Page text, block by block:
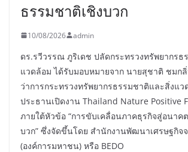
ธรรมชาติเชิงบวก
10/08/2026 admin
ดร.รวีวรรณ ภูริเดช ปลัดกระทรวงทรัพยากรธ
แวดล้อม ได้รับมอบหมายจาก นายสุชาติ ชมก
ว่าการกระทรวงทรัพยากรธรรมชาติและสิ่งแว
ประธานเปิดงาน Thailand Nature Positive
ภายใต้หัวข้อ “การขับเคลื่อนภาคธุรกิจสู่อนาค
บวก” ซึ่งจัดขึ้นโดย สำนักงานพัฒนาเศรษฐกิจ
(องค์การมหาชน) หรือ BEDO